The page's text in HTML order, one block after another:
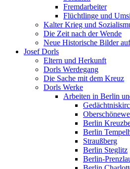
Fremdarbeiter
Flüchtlinge und
Kalter Krieg und
Die Zeit nach der Wende
Neue Historische Bilder
Josef Dorls
Eltern und Herkunft
Dorls Werdegang
Die Sache mit dem Kreuz
Dorls Werke
Arbeiten in Berlin
Berlin
Berlin
Straußberg
Berlin Steglitz
Berlin-